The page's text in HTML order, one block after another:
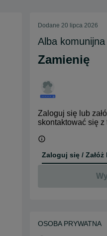
Dodane 20 lipca 2026
Alba komunijna
Zamienię
Zaloguj się lub
skontaktować się
Zaloguj się / Załóż
OSOBA PRYWATNA